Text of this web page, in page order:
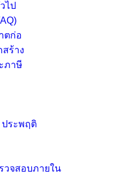
ไป
ตก่อ
สร้าง
ภาษี
ประพฤติ
วจสอบภายใน